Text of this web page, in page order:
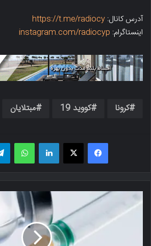
آدرس کانال: https://t.me/radiocy
اینستاگرام: instagram.com/radiocyp
کرونا کووید 19 مبتلایان
فیسبوک X لینکدین واتس اپ